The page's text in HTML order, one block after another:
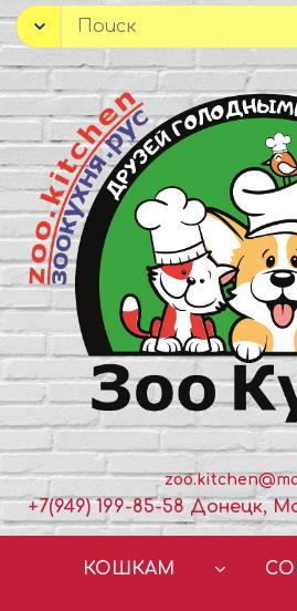
+7(949) 199-85-58 Донецк,
КОШКАМ